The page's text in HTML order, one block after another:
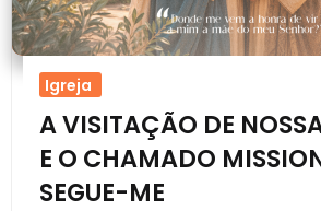
Igreja
A VISITAÇÃO DE
E O CHAMADO
SEGUE-ME